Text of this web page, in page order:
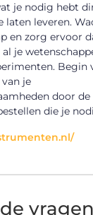
je nodig hebt
laten leveren.
en zorg ervoor
je
Begin
je
door de
die je
vragen